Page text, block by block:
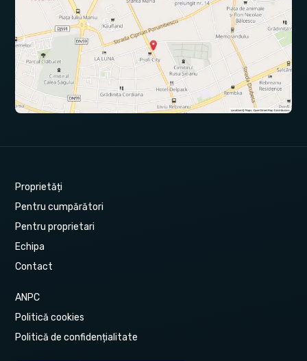
Proprietăți
Pentru cumpărători
Pentru proprietari
Echipa
Contact
ANPC
Politică cookies
Politică de confidențialitate